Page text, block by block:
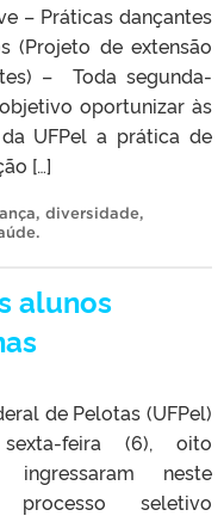
– Práticas dançantes
(Projeto de extensão
– Toda segunda-
oportunizar às
UFPel a prática de
[…]
, diversidade,
.
alunos
de Pelotas (UFPel)
feira (6), oito
neste
seletivo